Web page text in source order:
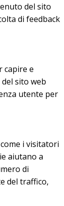
del sito
di feedback
capire e
sito web
utente per
i visitatori
aiutano a
di
del traffico,